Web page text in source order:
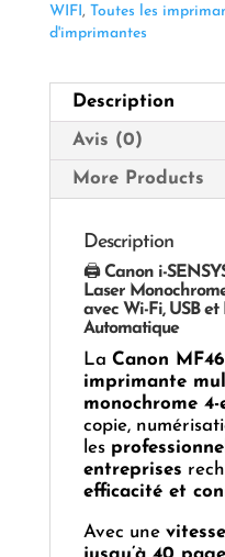
WIFI, Toutes les
d'imprimantes
Description
Avis (0)
More Products
Description
🖨️Canon i-
Laser
avec Wi-Fi, USB et
Automatique
La Canon
imprimante
monochrome 4-
copie,
les
entreprises
efficacité et
Avec une